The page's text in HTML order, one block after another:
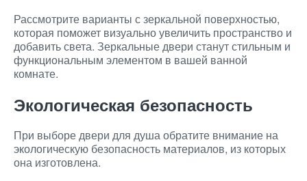
Рассмотрите варианты с зеркальной поверхностью,
которая поможет визуально увеличить пространство и
добавить света. Зеркальные двери станут стильным и
функциональным элементом в вашей ванной
комнате.
Экологическая безопасность
При выборе двери для душа обратите внимание на
экологическую безопасность материалов, из которых
она изготовлена.